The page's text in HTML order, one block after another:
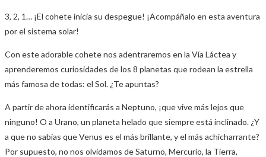
3, 2, 1… ¡El cohete inicia su despegue! ¡Acompáñalo en esta aventura
por el sistema solar!
Con este adorable cohete nos adentraremos en la Vía Láctea y
aprenderemos curiosidades de los 8 planetas que rodean la estrella
más famosa de todas: el Sol. ¿Te apuntas?
A partir de ahora identificarás a Neptuno, ¡que vive más lejos que
ninguno! O a Urano, un planeta helado que siempre está inclinado. ¿Y
a que no sabías que Venus es el más brillante, y el más achicharrante?
Por supuesto, no nos olvidamos de Saturno, Mercurio, la Tierra,